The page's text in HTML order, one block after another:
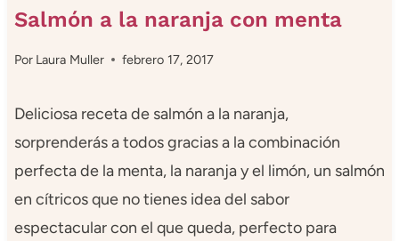
Salmón a la naranja con menta
Por Laura Muller febrero 17, 2017
Deliciosa receta de salmón a la naranja,
sorprenderás a todos gracias a la combinación
perfecta de la menta, la naranja y el limón, un salmón
en cítricos que no tienes idea del sabor
espectacular con el que queda, perfecto para